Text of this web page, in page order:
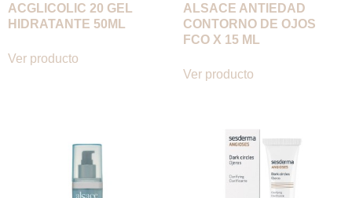
ACGLICOLIC 20 GEL
HIDRATANTE 50ML
Ver producto
ALSACE ANTIEDAD
CONTORNO DE OJOS
FCO X 15 ML
Ver producto